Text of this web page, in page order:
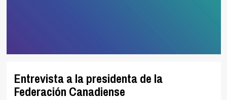
Entrevista a la presidenta de la
Federación Canadiense